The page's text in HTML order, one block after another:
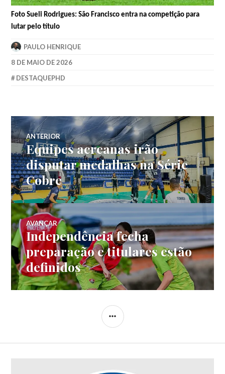
Foto Sueli Rodrigues: São Francisco entra na competição para
lutar pelo título
PAULO HENRIQUE
8 DE MAIO DE 2026
DESTAQUEPHD
ANTERIOR
Equipes acreanas irão
disputar medalhas na Série
Cobre
AVANÇAR
Independência fecha
preparação e titulares estão
definidos